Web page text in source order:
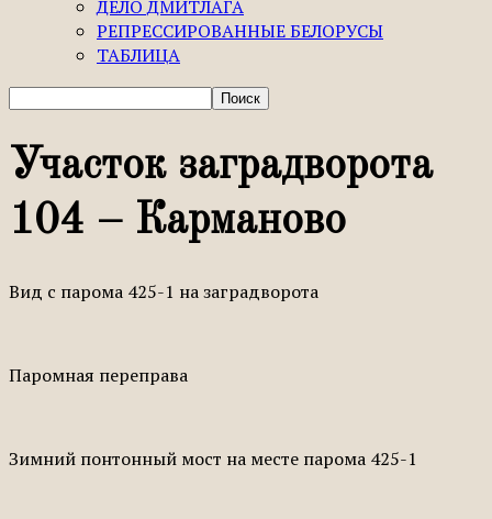
ДЕЛО ДМИТЛАГА
РЕПРЕССИРОВАННЫЕ БЕЛОРУСЫ
ТАБЛИЦА
Участок заградворота
104 – Карманово
Вид с парома 425-1 на заградворота
Паромная переправа
Зимний понтонный мост на месте парома 425-1